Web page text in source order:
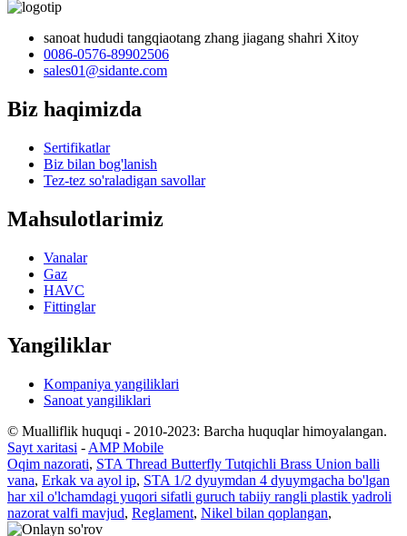
sanoat hududi tangqiaotang zhang jiagang shahri Xitoy
0086-0576-89902506
sales01@sidante.com
Biz haqimizda
Sertifikatlar
Biz bilan bog'lanish
Tez-tez so'raladigan savollar
Mahsulotlarimiz
Vanalar
Gaz
HAVC
Fittinglar
Yangiliklar
Kompaniya yangiliklari
Sanoat yangiliklari
© Mualliflik huquqi - 2010-2023: Barcha huquqlar himoyalangan.
Sayt xaritasi - AMP Mobile
Oqim nazorati, STA Thread Butterfly Tutqichli Brass Union balli
vana, Erkak va ayol ip, STA 1/2 dyuymdan 4 dyuymgacha bo'lgan
har xil o'lchamdagi yuqori sifatli guruch tabiiy rangli plastik yadroli
nazorat valfi mavjud, Reglament, Nikel bilan qoplangan,